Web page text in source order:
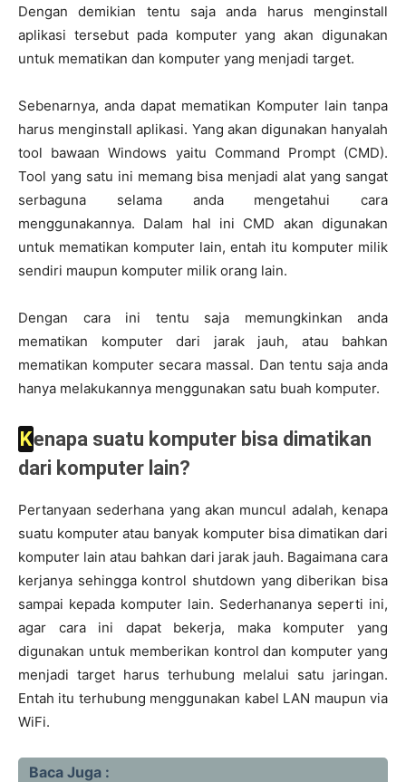
Dengan demikian tentu saja anda harus menginstall
aplikasi tersebut pada komputer yang akan digunakan
untuk mematikan dan komputer yang menjadi target.
Sebenarnya, anda dapat mematikan Komputer lain tanpa
harus menginstall aplikasi. Yang akan digunakan hanyalah
tool bawaan Windows yaitu Command Prompt (CMD).
Tool yang satu ini memang bisa menjadi alat yang sangat
serbaguna selama anda mengetahui cara
menggunakannya. Dalam hal ini CMD akan digunakan
untuk mematikan komputer lain, entah itu komputer milik
sendiri maupun komputer milik orang lain.
Dengan cara ini tentu saja memungkinkan anda
mematikan komputer dari jarak jauh, atau bahkan
mematikan komputer secara massal. Dan tentu saja anda
hanya melakukannya menggunakan satu buah komputer.
Kenapa suatu komputer bisa dimatikan
dari komputer lain?
Pertanyaan sederhana yang akan muncul adalah, kenapa
suatu komputer atau banyak komputer bisa dimatikan dari
komputer lain atau bahkan dari jarak jauh. Bagaimana cara
kerjanya sehingga kontrol shutdown yang diberikan bisa
sampai kepada komputer lain. Sederhananya seperti ini,
agar cara ini dapat bekerja, maka komputer yang
digunakan untuk memberikan kontrol dan komputer yang
menjadi target harus terhubung melalui satu jaringan.
Entah itu terhubung menggunakan kabel LAN maupun via
WiFi.
Baca Juga :